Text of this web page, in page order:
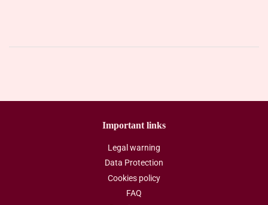
Important links
Legal warning
Data Protection
Cookies policy
FAQ